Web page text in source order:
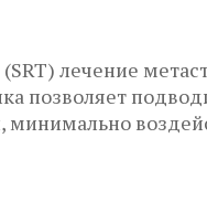
лечение
позволяет
минимально